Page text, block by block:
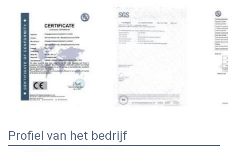
Profiel van het bedrijf